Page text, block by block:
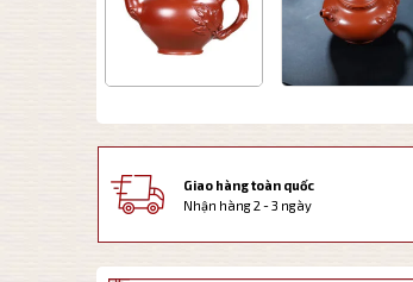
Giao hàng toàn quốc
Nhận hàng 2 - 3 ngày